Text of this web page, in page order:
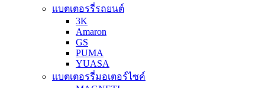
แบตเตอรรี่รถยนต์
3K
Amaron
GS
PUMA
YUASA
แบตเตอรรี่มอเตอร์ไซค์